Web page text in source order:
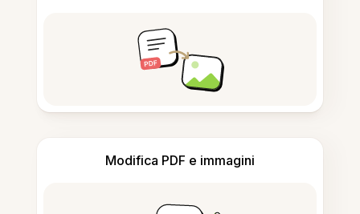
Modifica PDF e immagini